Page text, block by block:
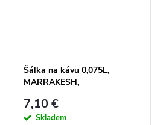
Šálka na kávu 0,075L,
MARRAKESH,
Blanc|Costa Nova
7,10 €
Skladem